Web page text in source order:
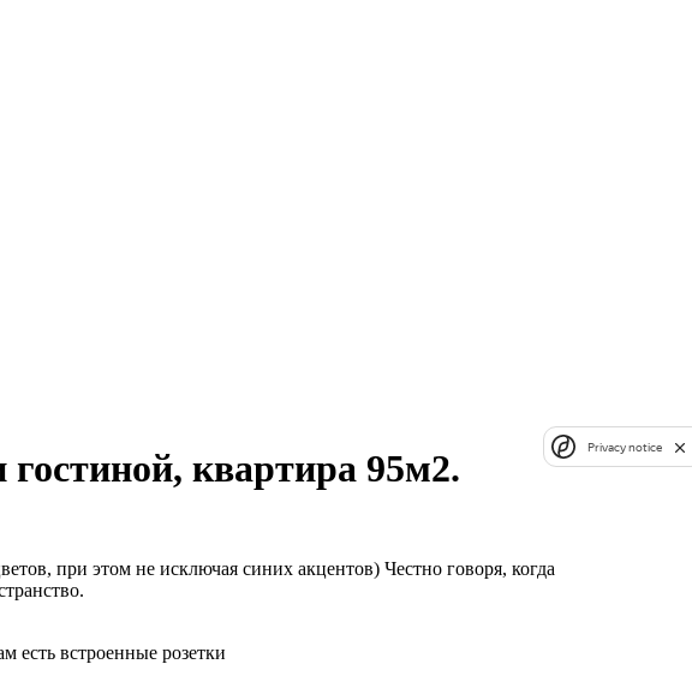
квартира 95м2.
при этом не исключая синих акцентов) Честно говоря, когда
есть встроенные розетки
Privacy notice